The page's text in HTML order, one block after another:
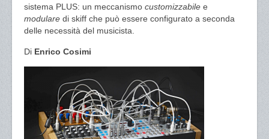
sistema PLUS: un meccanismo customizzabile e
modulare di skiff che può essere configurato a seconda
delle necessità del musicista.
Di Enrico Cosimi